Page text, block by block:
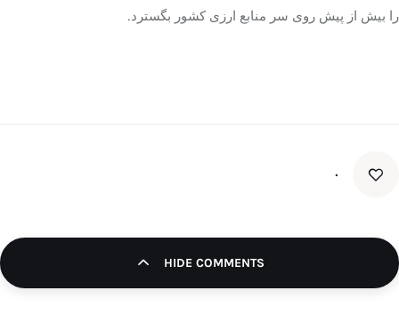
را بیش از پیش روی سر منابع ارزی کشور بگسترد.
۰
HIDE COMMENTS